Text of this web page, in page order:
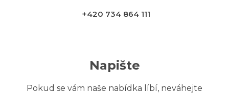
+420 734 864 111
Napište
Pokud se vám naše nabídka líbí, neváhejte